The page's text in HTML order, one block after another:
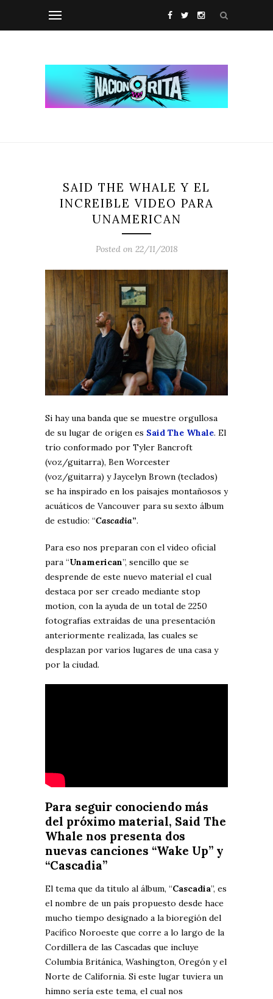
SAID THE WHALE Y EL
INCREIBLE VIDEO PARA
UNAMERICAN
Posted on 22/11/2018
Si hay una banda que se muestre orgullosa
de su lugar de origen es Said The Whale. El
trío conformado por Tyler Bancroft
(voz/guitarra), Ben Worcester
(voz/guitarra) y Jaycelyn Brown (teclados)
se ha inspirado en los paisajes montañosos y
acuáticos de Vancouver para su sexto álbum
de estudio: “Cascadia”.
Para eso nos preparan con el video oficial
para “Unamerican”, sencillo que se
desprende de este nuevo material el cual
destaca por ser creado mediante stop
motion, con la ayuda de un total de 2250
fotografías extraídas de una presentación
anteriormente realizada, las cuales se
desplazan por varios lugares de una casa y
por la ciudad.
Para seguir conociendo más
del próximo material, Said The
Whale nos presenta dos
nuevas canciones “Wake Up” y
“Cascadia”
El tema que da titulo al álbum, “Cascadia”, es
el nombre de un país propuesto desde hace
mucho tiempo designado a la bioregión del
Pacífico Noroeste que corre a lo largo de la
Cordillera de las Cascadas que incluye
Columbia Británica, Washington, Oregón y el
Norte de California. Si este lugar tuviera un
himno sería este tema, el cual nos